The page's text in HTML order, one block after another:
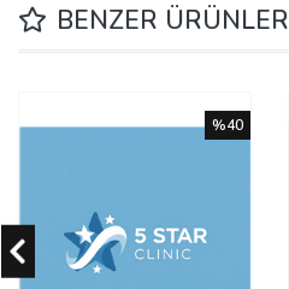
BENZER ÜRÜNLER
%40